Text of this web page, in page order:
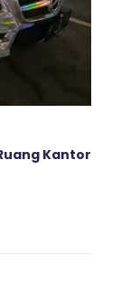
Kantor